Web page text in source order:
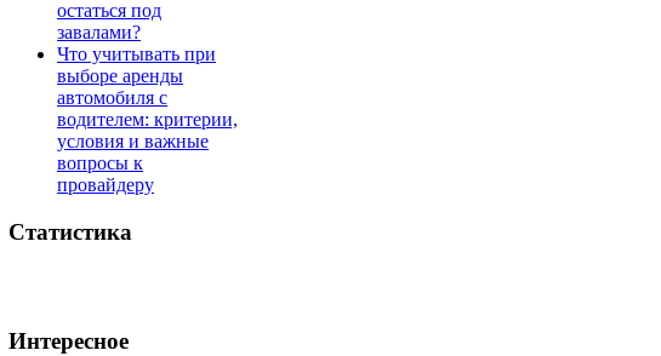
остаться под
завалами?
Что учитывать при
выборе аренды
автомобиля с
водителем: критерии,
условия и важные
вопросы к
провайдеру
Статистика
Интересное